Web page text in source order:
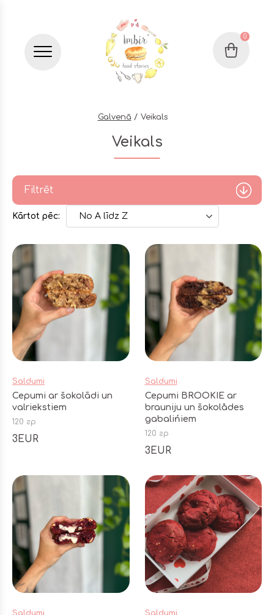
Бургер меню Grozs
0
Galvenā Veikals
Veikals
Filtrēt
Kārtot pēc: No A līdz Z
Saldumi
Cepumi ar šokolādi un
valriekstiem
120 гр
3EUR
Saldumi
Cepumi BROOKIE ar
brauniju un šokolådes
gabalińiem
120 гр
3EUR
Saldumi Saldumi